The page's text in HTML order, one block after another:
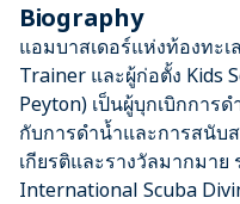
Biography
แอมบาสเดอร์แห่งท้องทะ
Trainer และผู้ก่อตั้ง Kids
Peyton) เป็นผู้บุกเบิกกา
กับการดำน้ำและการสนับ
เกียรติและรางวัลมากมาย
International Scuba